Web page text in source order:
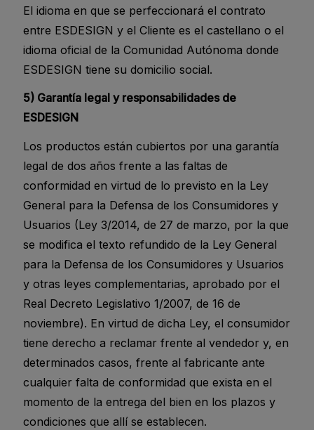
El idioma en que se perfeccionará el contrato
entre ESDESIGN y el Cliente es el castellano o el
idioma oficial de la Comunidad Autónoma donde
ESDESIGN tiene su domicilio social.
5) Garantía legal y responsabilidades de
ESDESIGN
Los productos están cubiertos por una garantía
legal de dos años frente a las faltas de
conformidad en virtud de lo previsto en la Ley
General para la Defensa de los Consumidores y
Usuarios (Ley 3/2014, de 27 de marzo, por la que
se modifica el texto refundido de la Ley General
para la Defensa de los Consumidores y Usuarios
y otras leyes complementarias, aprobado por el
Real Decreto Legislativo 1/2007, de 16 de
noviembre). En virtud de dicha Ley, el consumidor
tiene derecho a reclamar frente al vendedor y, en
determinados casos, frente al fabricante ante
cualquier falta de conformidad que exista en el
momento de la entrega del bien en los plazos y
condiciones que allí se establecen.